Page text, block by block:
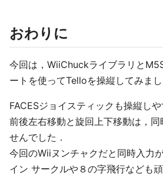
おわりに
今回は，WiiChuckライブラリと
ートを使ってTelloを操縦してみまし
FACESジョイスティックも操縦し
前後左右移動と旋回上下移動は，同
せんでした．
今回のWiiヌンチャクだと同時入力
イン サークルや８の字飛行なども